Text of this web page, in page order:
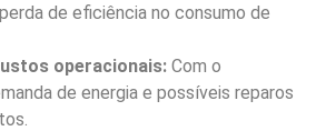
de eficiência no consumo de
operacionais: Com o
de energia e possíveis reparos